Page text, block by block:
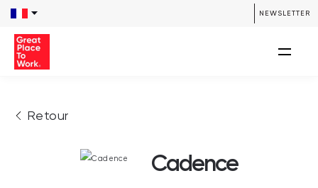
NEWSLETTER
Retour
Cadence